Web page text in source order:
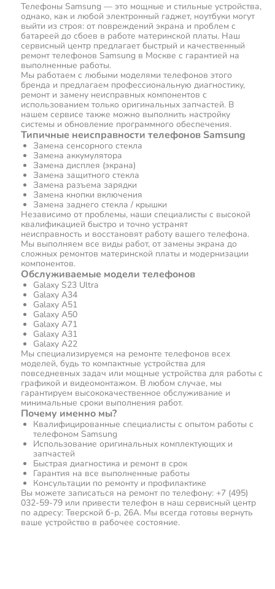
Телефоны Samsung — это мощные и стильные устройства,
однако, как и любой электронный гаджет, ноутбуки могут
выйти из строя: от повреждений экрана и проблем с
батареей до сбоев в работе материнской платы. Наш
сервисный центр предлагает быстрый и качественный
ремонт телефонов Samsung в Москве с гарантией на
выполненные работы.
Мы работаем с любыми моделями телефонов этого
бренда и предлагаем профессиональную диагностику,
ремонт и замену неисправных компонентов с
использованием только оригинальных запчастей. В
нашем сервисе также можно выполнить настройку
системы и обновление программного обеспечения.
Типичные неисправности телефонов Samsung
Замена сенсорного стекла
Замена аккумулятора
Замена дисплея (экрана)
Замена защитного стекла
Замена разъема зарядки
Замена кнопки включения
Замена заднего стекла / крышки
Независимо от проблемы, наши специалисты с высокой
квалификацией быстро и точно устранят
неисправность и восстановят работу вашего телефона.
Мы выполняем все виды работ, от замены экрана до
сложных ремонтов материнской платы и модернизации
компонентов.
Обслуживаемые модели телефонов
Galaxy S23 Ultra
Galaxy A34
Galaxy A51
Galaxy A50
Galaxy A71
Galaxy A31
Galaxy A22
Мы специализируемся на ремонте телефонов всех
моделей, будь то компактные устройства для
повседневных задач или мощные устройства для работы с
графикой и видеомонтажом. В любом случае, мы
гарантируем высококачественное обслуживание и
минимальные сроки выполнения работ.
Почему именно мы?
Квалифицированные специалисты с опытом работы с
телефоном Samsung
Использование оригинальных комплектующих и
запчастей
Быстрая диагностика и ремонт в срок
Гарантия на все выполненные работы
Консультации по ремонту и профилактике
Вы можете записаться на ремонт по телефону: +7 (495)
032-59-79 или привести телефон в наш сервисный центр
по адресу: Тверской б-р, 26А. Мы всегда готовы вернуть
ваше устройство в рабочее состояние.